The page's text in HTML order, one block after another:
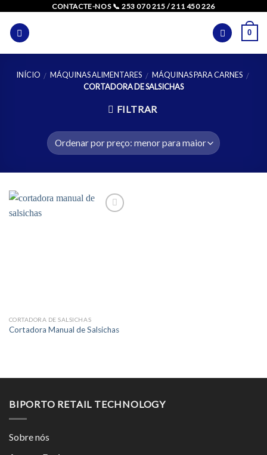
content
CONTACTE-NOS 📞 253 070 215 / 211 450 226
0
INÍCIO / MÁQUINAS ALIMENTARES / MÁQUINAS PARA CARNES /
CORTADORA DE SALSICHAS
FILTRAR
CORTADORA DE SALSICHAS
Cortadora Manual de Salsichas
BIPORTO RETAIL TECHNOLOGY
Sobre nós